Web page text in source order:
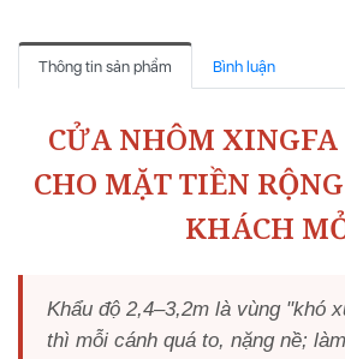
Thông tin sản phẩm Bình luận
CỬA NHÔM
CHO MẶT TIỀN
KHÁCH
Khẩu độ 2,4–3,2m là vùng "khó
thì mỗi cánh quá to, nặng nề;